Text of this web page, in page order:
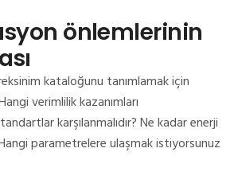
önlemlerinin
kataloğunu tanımlamak için
verimlilik kazanımları
karşılanmalıdır?Ne kadar enerji
parametrelere ulaşmak istiyorsunuz